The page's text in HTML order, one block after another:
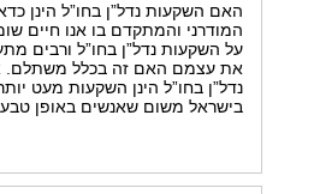
האם השקעות נדל”ן בחו”ל הינן
המודרני והמתקדם בו אנו חיים
על השקעות נדל”ן בחו”ל ורבים
את עצמם האם זה בכלל משתלם.
נדל”ן בחו”ל הינן השקעות מעט
בישראל משום שאנשים באופן